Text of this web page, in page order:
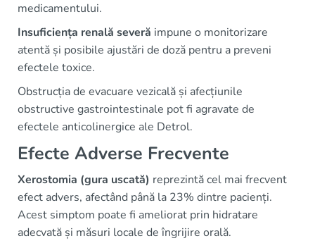
medicamentului.
Insuficiența renală severă impune o monitorizare
atentă și posibile ajustări de doză pentru a preveni
efectele toxice.
Obstrucția de evacuare vezicală și afecțiunile
obstructive gastrointestinale pot fi agravate de
efectele anticolinergice ale Detrol.
Efecte Adverse Frecvente
Xerostomia (gura uscată) reprezintă cel mai frecvent
efect advers, afectând până la 23% dintre pacienți.
Acest simptom poate fi ameliorat prin hidratare
adecvată și măsuri locale de îngrijire orală.